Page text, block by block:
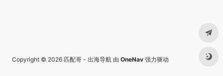
Copyright © 2026 匹配哥 - 出海导航 由 OneNav 强力驱动